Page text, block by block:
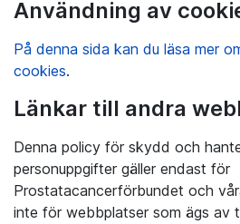
Användning av
På denna sida kan du läsa mer
cookies.
Länkar till andra
Denna policy för skydd och
personuppgifter gäller endast för
Prostatacancerförbundet och
inte för webbplatser som ägs av